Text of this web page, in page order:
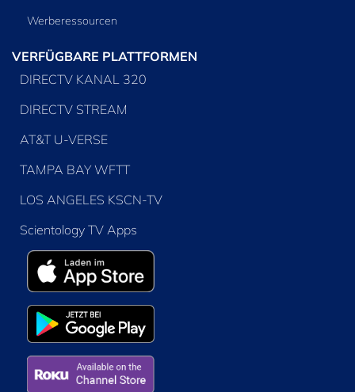
Werberessourcen
VERFÜGBARE PLATTFORMEN
DIRECTV KANAL 320
DIRECTV STREAM
AT&T U-VERSE
TAMPA BAY WFTT
LOS ANGELES KSCN-TV
Scientology TV Apps